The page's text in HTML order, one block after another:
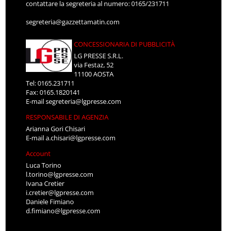
contattare la segreteria al numero: 0165/231711
segreteria@gazzettamatin.com
CONCESSIONARIA DI PUBBLICITÀ
LG PRESSE S.R.L.
via Festaz, 52
11100 AOSTA
Tel: 0165.231711
Fax: 0165.1820141
E-mailsegreteria@lgpresse.com
RESPONSABILE DI AGENZIA
Arianna Gori Chisari
E-maila.chisari@lgpresse.com
Account
Luca Torino
l.torino@lgpresse.com
Ivana Cretier
i.cretier@lgpresse.com
Daniele Fimiano
d.fimiano@lgpresse.com